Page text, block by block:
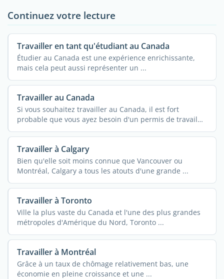
Continuez votre lecture
Travailler en tant qu'étudiant au Canada
Étudier au Canada est une expérience enrichissante,
mais cela peut aussi représenter un ...
Travailler au Canada
Si vous souhaitez travailler au Canada, il est fort
probable que vous ayez besoin d'un permis de travail
en ...
Travailler à Calgary
Bien qu'elle soit moins connue que Vancouver ou
Montréal, Calgary a tous les atouts d'une grande ...
Travailler à Toronto
Ville la plus vaste du Canada et l'une des plus grandes
métropoles d'Amérique du Nord, Toronto ...
Travailler à Montréal
Grâce à un taux de chômage relativement bas, une
économie en pleine croissance et une ...